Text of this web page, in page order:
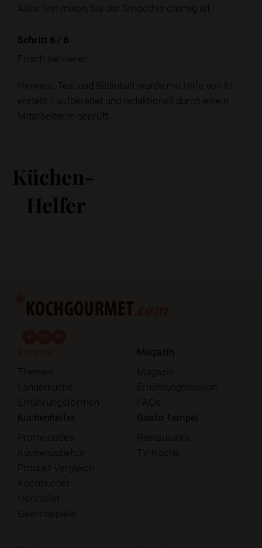
Alles fein mixen, bis der Smoothie cremig ist.
Schritt 6 / 6
Frisch servieren.
Hinweis: Text und Bildinhalt wurde mit Hilfe von KI
erstellt / aufbereitet und redaktionell durch eine:n
Mitarbeiter:in geprüft.
Küchen-
Helfer
Themen
Länderküche
Ernährungsformen
Magazin
Magazin
Ernährungslexikon
FAQs
Küchenhelfer
Promocodes
Küchenzubehör
Produkt-Vergleich
Kochbücher
Hersteller
Gewinnspiele
Gusto Tempel
Restaurants
TV-Köche